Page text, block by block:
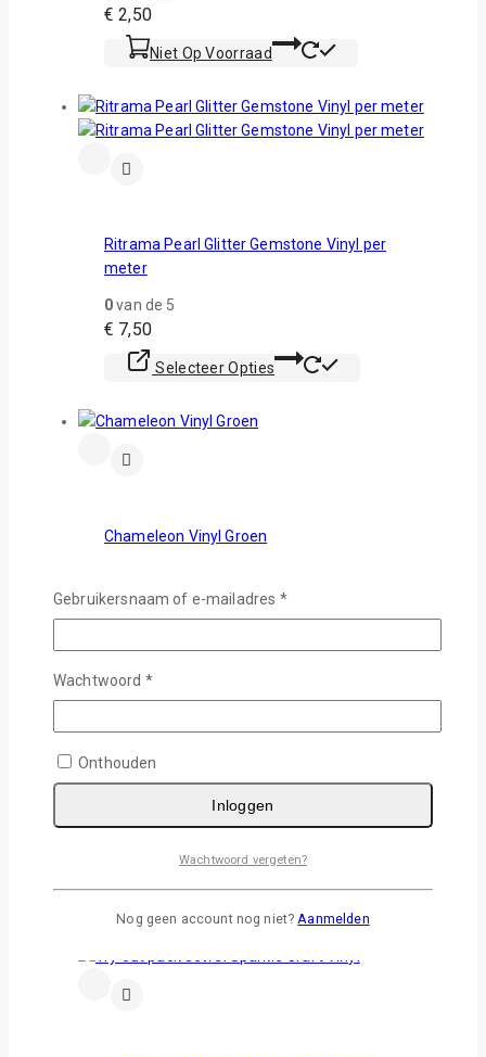
€ 2,50
Niet Op Voorraad
Ritrama Pearl Glitter Gemstone Vinyl per
meter
0van de 5
€ 7,50
Selecteer Opties
Chameleon Vinyl Groen
€3,75
Ultra Glitter Vinyl 30x50cm
Gebruikersnaam of e-mailadres *
Wachtwoord *
Onthouden
Inloggen
Wachtwoord vergeten?
Nog geen account nog niet?Aanmelden